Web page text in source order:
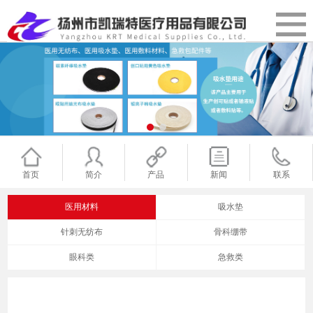
首页 简介 产品 新闻 联系
医用材料 吸水垫
针刺无纺布 骨科绷带
眼科类 急救类